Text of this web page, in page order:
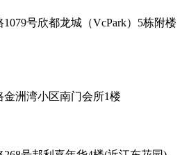
号欣都龙城（VcPark）5栋附楼
洲湾小区南门会所1楼